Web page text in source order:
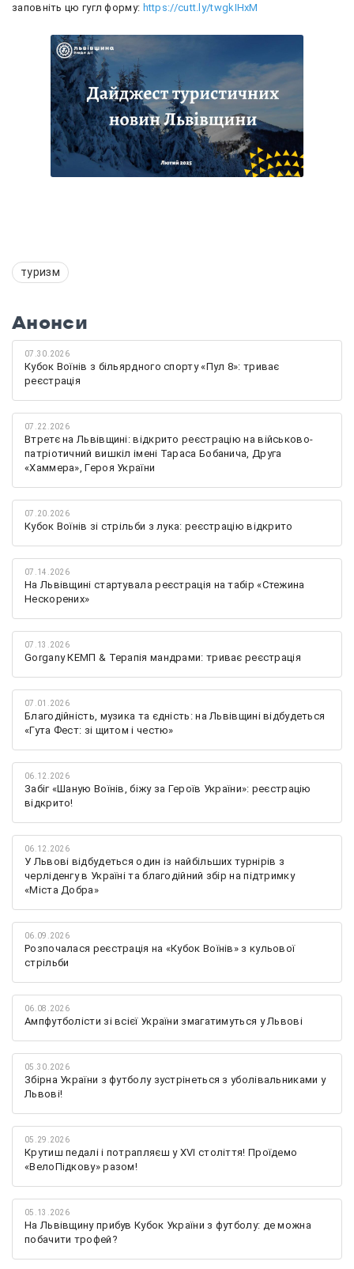
заповніть цю гугл форму: https://cutt.ly/twgkIHxM
туризм
Анонси
07.30.2026
Кубок Воїнів з більярдного спорту «Пул 8»: триває
реєстрація
07.22.2026
Втретє на Львівщині: відкрито реєстрацію на військово-
патріотичний вишкіл імені Тараса Бобанича, Друга
«Хаммера», Героя України
07.20.2026
Кубок Воїнів зі стрільби з лука: реєстрацію відкрито
07.14.2026
На Львівщині стартувала реєстрація на табір «Стежина
Нескорених»
07.13.2026
Gorgany КЕМП & Терапія мандрами: триває реєстрація
07.01.2026
Благодійність, музика та єдність: на Львівщині відбудеться
«Гута Фест: зі щитом і честю»
06.12.2026
Забіг «Шаную Воїнів, біжу за Героїв України»: реєстрацію
відкрито!
06.12.2026
У Львові відбудеться один із найбільших турнірів з
черліденгу в Україні та благодійний збір на підтримку
«Міста Добра»
06.09.2026
Розпочалася реєстрація на «Кубок Воїнів» з кульової
стрільби
06.08.2026
Ампфутболісти зі всієї України змагатимуться у Львові
05.30.2026
Збірна України з футболу зустрінеться з уболівальниками у
Львові!
05.29.2026
Крутиш педалі і потрапляєш у XVI століття! Проїдемо
«ВелоПідкову» разом!
05.13.2026
На Львівщину прибув Кубок України з футболу: де можна
побачити трофей?